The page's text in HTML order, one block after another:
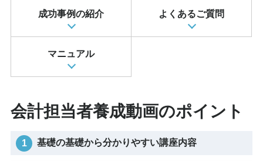
成功事例の紹介 よくあるご質問
マニュアル
会計担当者養成動画のポイント
基礎の基礎から分かりやすい講座内容